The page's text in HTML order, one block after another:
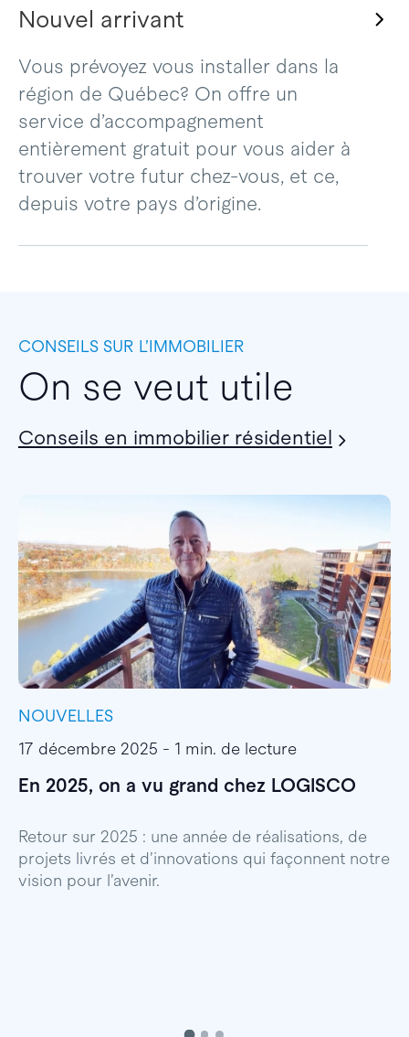
Nouvel arrivant
Vous prévoyez vous installer dans la
région de Québec? On offre un
service d’accompagnement
entièrement gratuit pour vous aider à
trouver votre futur chez-vous, et ce,
depuis votre pays d’origine.
CONSEILS SUR L’IMMOBILIER
On se veut utile
Conseils en immobilier résidentiel
NOUVELLES
17 décembre 2025 - 1 min. de lecture
En 2025, on a vu grand chez LOGISCO
Retour sur 2025 : une année de réalisations, de
projets livrés et d’innovations qui façonnent notre
vision pour l’avenir.